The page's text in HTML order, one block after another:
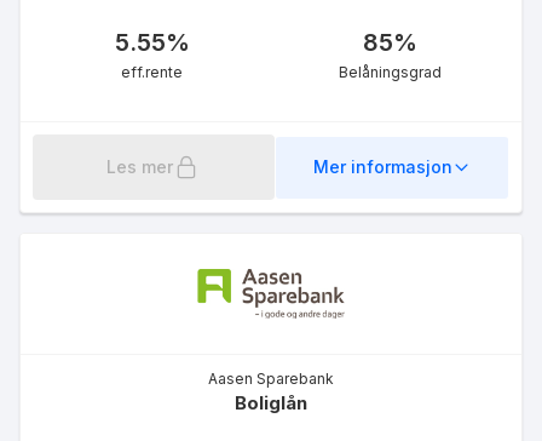
5.55%
eff.rente
85%
Belåningsgrad
Les mer Mer informasjon
Aasen Sparebank
Boliglån